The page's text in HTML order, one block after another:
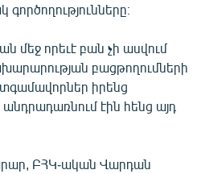
մեջ որեւէ բան չի ասվում
բացթողումների
իրենց
էին հենց այդ
ԲՀԿ-ական Վարդան